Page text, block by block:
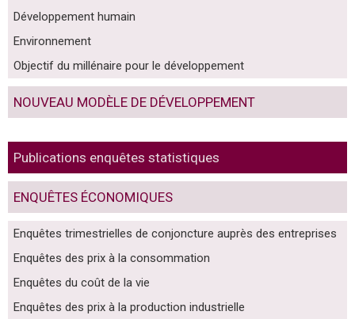
Développement humain
Environnement
Objectif du millénaire pour le développement
NOUVEAU MODÈLE DE DÉVELOPPEMENT
Publications enquêtes statistiques
ENQUÊTES ÉCONOMIQUES
Enquêtes trimestrielles de conjoncture auprès des entreprises
Enquêtes des prix à la consommation
Enquêtes du coût de la vie
Enquêtes des prix à la production industrielle